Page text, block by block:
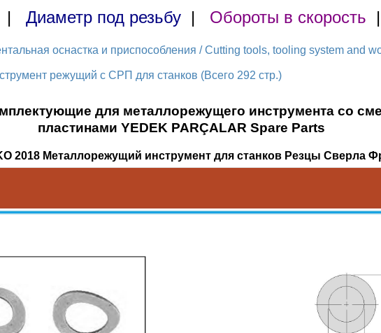
| Диаметр под резьбу | Обороты в скорость
оснастка и приспособления / Cutting tools, tooling system and
режущий с СРП для станков (Всего 292 стр.)
для металлорежущего инструмента со
пластинами YEDEK PARÇALAR Spare Parts
2018 Металлорежущий инструмент для станков Резцы Сверла